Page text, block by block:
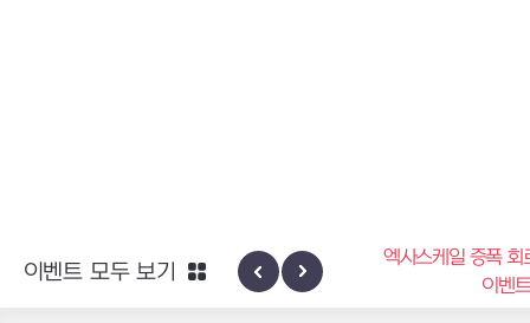
엑사스케일 증폭 회로 보급 터미널
이벤트
하이반의 엑사
이벤트 모두 보기